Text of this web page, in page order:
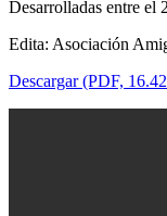
Desarrolladas entre el
Edita: Asociación
Descargar (PDF,